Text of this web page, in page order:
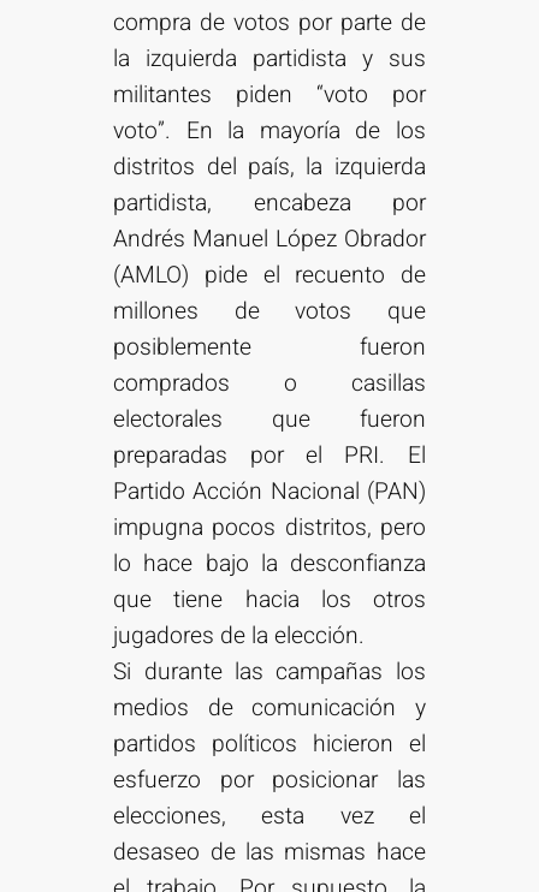
compra de votos por parte de
la izquierda partidista y sus
militantes piden “voto por
voto”. En la mayoría de los
distritos del país, la izquierda
partidista, encabeza por
Andrés Manuel López Obrador
(AMLO) pide el recuento de
millones de votos que
posiblemente fueron
comprados o casillas
electorales que fueron
preparadas por el PRI. El
Partido Acción Nacional (PAN)
impugna pocos distritos, pero
lo hace bajo la desconfianza
que tiene hacia los otros
jugadores de la elección.
Si durante las campañas los
medios de comunicación y
partidos políticos hicieron el
esfuerzo por posicionar las
elecciones, esta vez el
desaseo de las mismas hace